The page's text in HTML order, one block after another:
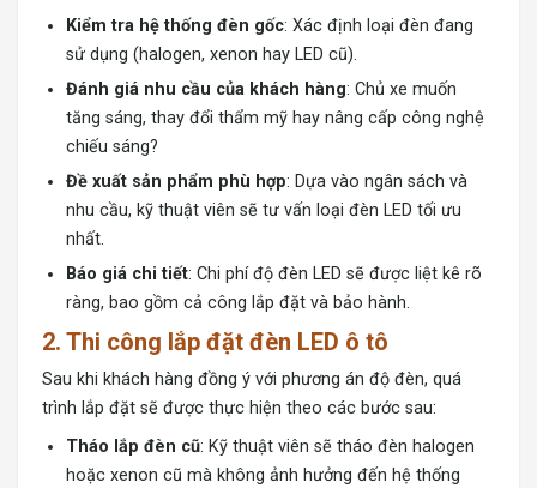
Kiểm tra hệ thống đèn gốc: Xác định loại đèn đang
sử dụng (halogen, xenon hay LED cũ).
Đánh giá nhu cầu của khách hàng: Chủ xe muốn
tăng sáng, thay đổi thẩm mỹ hay nâng cấp công nghệ
chiếu sáng?
Đề xuất sản phẩm phù hợp: Dựa vào ngân sách và
nhu cầu, kỹ thuật viên sẽ tư vấn loại đèn LED tối ưu
nhất.
Báo giá chi tiết: Chi phí độ đèn LED sẽ được liệt kê rõ
ràng, bao gồm cả công lắp đặt và bảo hành.
2. Thi công lắp đặt đèn LED ô tô
Sau khi khách hàng đồng ý với phương án độ đèn, quá
trình lắp đặt sẽ được thực hiện theo các bước sau:
Tháo lắp đèn cũ: Kỹ thuật viên sẽ tháo đèn halogen
hoặc xenon cũ mà không ảnh hưởng đến hệ thống